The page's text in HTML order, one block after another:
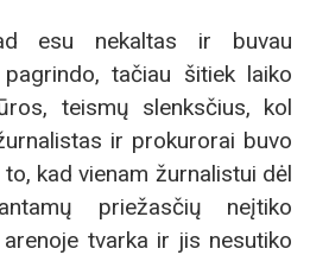
esu nekaltas ir buvau
tačiau šitiek laiko
teismų slenksčius, kol
ir prokurorai buvo
kad vienam žurnalistui dėl
priežasčių neįtiko
tvarka ir jis nesutiko